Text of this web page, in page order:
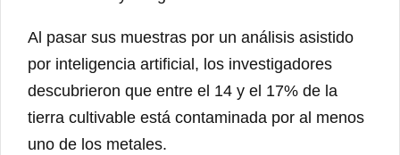
Al pasar sus muestras por un análisis asistido
por inteligencia artificial, los investigadores
descubrieron que entre el 14 y el 17% de la
tierra cultivable está contaminada por al menos
uno de los metales.